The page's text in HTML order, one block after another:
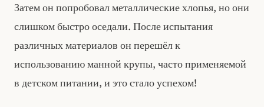
Затем он попробовал металлические хлопья, но они
слишком быстро оседали. После испытания
различных материалов он перешёл к
использованию манной крупы, часто применяемой
в детском питании, и это стало успехом!